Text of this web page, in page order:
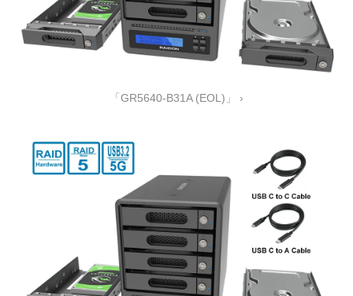
「GR5640-B31A (EOL)」 ›